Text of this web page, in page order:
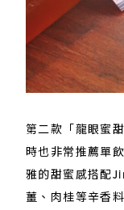
第二款「龍眼蜜
時也非常推薦單
雅的甜蜜感搭配
薑、肉桂等辛香